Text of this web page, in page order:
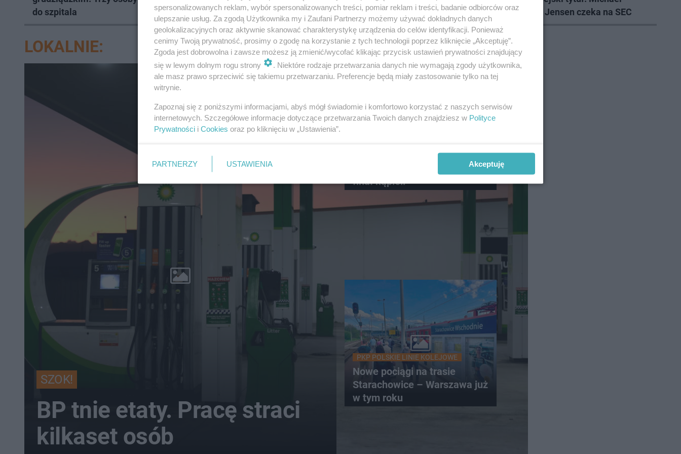
do szpitala
grudziądzkich policjantów
i Żabson
Jepsen Jensen czeka na SEC
LOKALNIE:
SZOK!
BP tnie etaty. Pracę straci
kilkaset osób
6
Wszedł do Bugu, chwilę
później zniknął. Tragiczny
finał kąpieli
PKP POLSKIE LINIE KOLEJOWE
Nowe pociągi na trasie
Starachowice – Warszawa już
w tym roku
spersonalizowanych reklam, wybór spersonalizowanych treści, pomiar reklam i treści, badanie odbiorców oraz
ulepszanie usług. Za zgodą Użytkownika my i Zaufani Partnerzy możemy używać dokładnych danych
geolokalizacyjnych oraz aktywnie skanować charakterystykę urządzenia do celów identyfikacji. Ponieważ
cenimy Twoją prywatność, prosimy o zgodę na korzystanie z tych technologii poprzez kliknięcie „Akceptuję”.
Zgoda jest dobrowolna i zawsze możesz ją zmienić/wycofać klikając przycisk ustawień prywatności znajdujący
się w lewym dolnym rogu strony
. Niektóre rodzaje przetwarzania danych nie wymagają zgody użytkownika,
ale masz prawo sprzeciwić się takiemu przetwarzaniu. Preferencje będą miały zastosowanie tylko na tej
witrynie.
Zapoznaj się z poniższymi informacjami, abyś mógł świadomie i komfortowo korzystać z naszych serwisów
internetowych. Szczegółowe informacje dotyczące przetwarzania Twoich danych znajdziesz w Polityce
Prywatności i Cookies oraz po kliknięciu w „Ustawienia”.
PARTNERZY USTAWIENIA Akceptuję